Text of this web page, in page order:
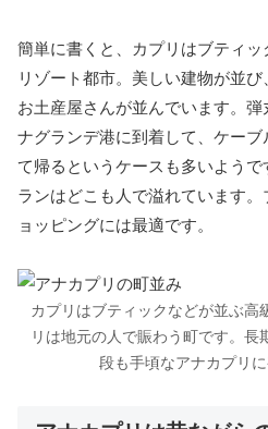
簡単に書くと、カプリはブティ
リゾート都市。美しい建物が並び
お土産屋さんが並んでいます。
ナグランデ港に到着して、ケー
て帰るというケースも多いよう
ランはどこも人で溢れています
ョッピングには最適です。
カプリはブティックなどが並ぶ高
リは地元の人で賑わう町です。長
段も手頃なアナカプリに